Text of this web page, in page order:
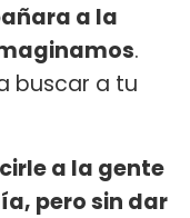
a la
.
buscar a tu
a la gente
pero sin dar